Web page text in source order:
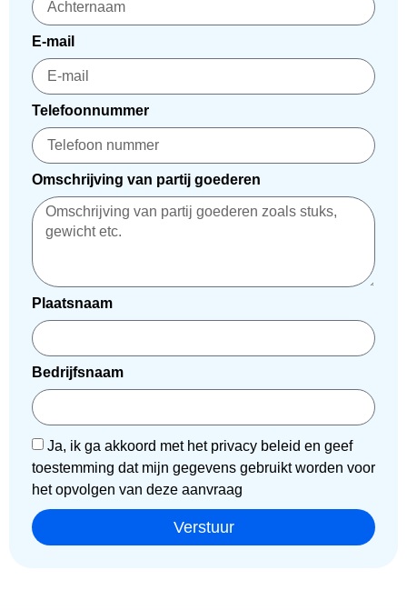
E-mail
Telefoonnummer
Omschrijving van partij goederen
Plaatsnaam
Bedrijfsnaam
Ja, ik ga akkoord met het privacy beleid en geef
toestemming dat mijn gegevens gebruikt worden voor
het opvolgen van deze aanvraag
Verstuur